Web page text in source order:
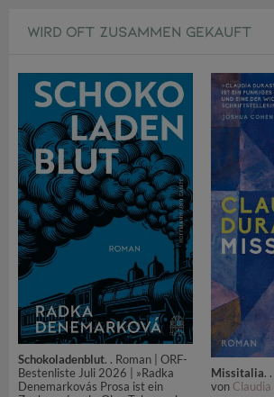
WIRD OFT ZUSAMMEN GEKAUFT
Schokoladenblut. . Roman | ORF-
Bestenliste Juli 2026 | »Radka
Denemarkovás Prosa ist ein
Missitalia.
von